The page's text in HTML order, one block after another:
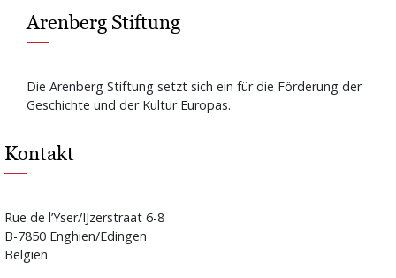
Arenberg Stiftung
Die Arenberg Stiftung setzt sich ein für die Förderung der
Geschichte und der Kultur Europas.
Kontakt
Rue de l’Yser/IJzerstraat 6-8
B-7850 Enghien/Edingen
Belgien